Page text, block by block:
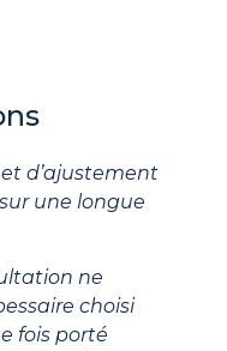
et d’ajustement
une longue
ne
choisi
fois porté